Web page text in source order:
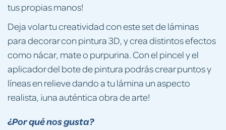
tus propias manos!
Deja volar tu creatividad con este set de láminas
para decorar con pintura 3D, y crea distintos efectos
como nácar, mate o purpurina. Con el pincel y el
aplicador del bote de pintura podrás crear puntos y
líneas en relieve dando a tu lámina un aspecto
realista, ¡una auténtica obra de arte!
¿Por qué nos gusta?